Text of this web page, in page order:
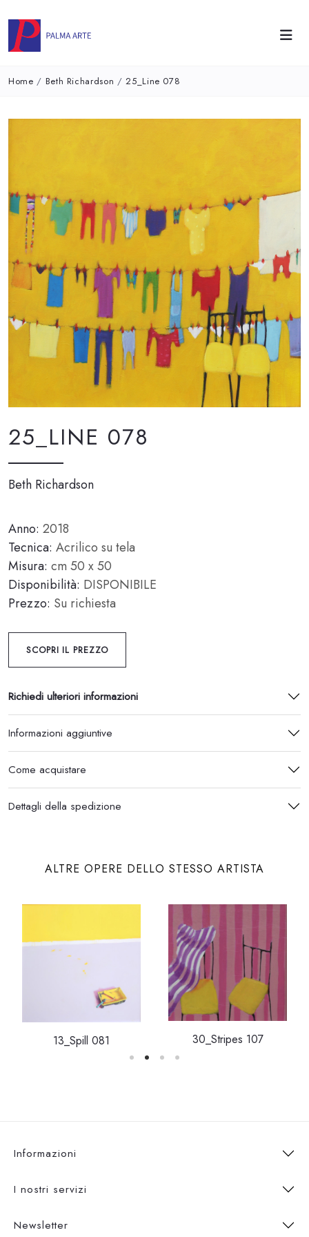
Home / Beth Richardson /25_Line 078
25_LINE 078
Beth Richardson
Anno: 2018
Tecnica: Acrilico su tela
Misura: cm 50 x 50
Disponibilità: DISPONIBILE
Prezzo: Su richiesta
SCOPRI IL PREZZO
Richiedi ulteriori informazioni
Informazioni aggiuntive
Come acquistare
Dettagli della spedizione
ALTRE OPERE DELLO STESSO ARTISTA
13_Spill 081 30_Stripes 107
Informazioni
I nostri servizi
Newsletter